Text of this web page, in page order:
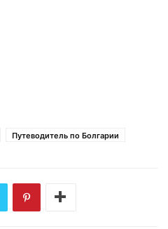
Путеводитель по Болгарии